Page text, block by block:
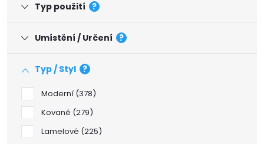
Typ použití ?
Umístění / Určení ?
Typ / Styl ?
Moderní 378
Kované 279
Lamelové 225